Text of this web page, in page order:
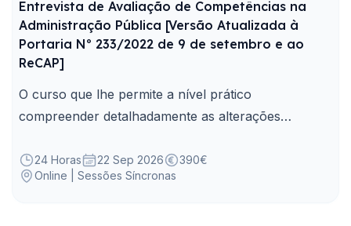
Entrevista de Avaliação de Competências na
Administração Pública [Versão Atualizada à
Portaria Nº 233/2022 de 9 de setembro e ao
ReCAP]
O curso que lhe permite a nível prático
compreender detalhadamente as alterações
à aplicação da Entrevista de Avaliação de
Competências.
24 Horas 22 Sep 2026
390€
Online | Sessões Síncronas